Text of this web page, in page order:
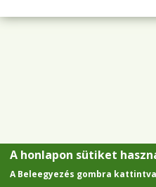
A honlapon sütiket
A Beleegyezés gombra